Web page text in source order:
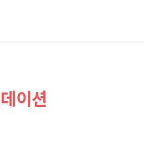
이션